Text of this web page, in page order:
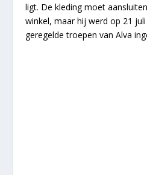
ligt. De kleding moet
winkel, maar hij werd op 21
geregelde troepen van Alva